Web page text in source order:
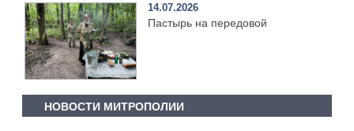
14.07.2026
Пастырь на передовой
НОВОСТИ МИТРОПОЛИИ